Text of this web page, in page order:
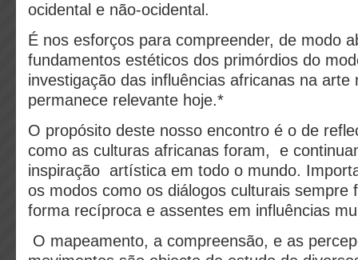
ocidental e não-ocidental.
É nos esforços para compreender, de modo
fundamentos estéticos dos primórdios do
investigação das influências africanas na arte
permanece relevante hoje.*
O propósito deste nosso encontro é o de
como as culturas africanas foram, e
inspiração artística em todo o mundo.
os modos como os diálogos culturais sempre
forma recíproca e assentes em influências
O mapeamento, a compreensão, e as